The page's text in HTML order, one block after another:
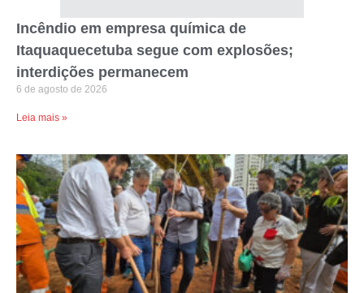
Incêndio em empresa química de
Itaquaquecetuba segue com explosões;
interdições permanecem
6 de agosto de 2026
Leia mais »